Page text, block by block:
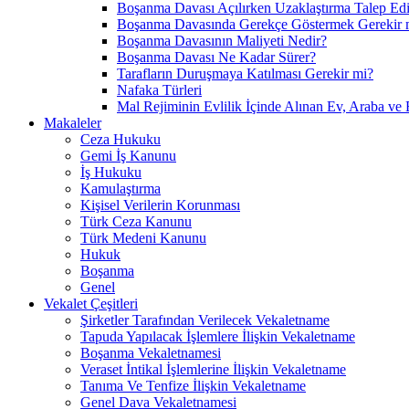
Boşanma Davası Açılırken Uzaklaştırma Talep
Boşanma Davasında Gerekçe Göstermek Gerekir
Boşanma Davasının Maliyeti Nedir?
Boşanma Davası Ne Kadar Sürer?
Tarafların Duruşmaya Katılması Gerekir mi?
Nafaka Türleri
Mal Rejiminin Evlilik İçinde Alınan Ev, Araba ve
Makaleler
Ceza Hukuku
Gemi İş Kanunu
İş Hukuku
Kamulaştırma
Kişisel Verilerin Korunması
Türk Ceza Kanunu
Türk Medeni Kanunu
Hukuk
Boşanma
Genel
Vekalet Çeşitleri
Şirketler Tarafından Verilecek Vekaletname
Tapuda Yapılacak İşlemlere İlişkin Vekaletname
Boşanma Vekaletnamesi
Veraset İntikal İşlemlerine İlişkin Vekaletname
Tanıma Ve Tenfize İlişkin Vekaletname
Genel Dava Vekaletnamesi